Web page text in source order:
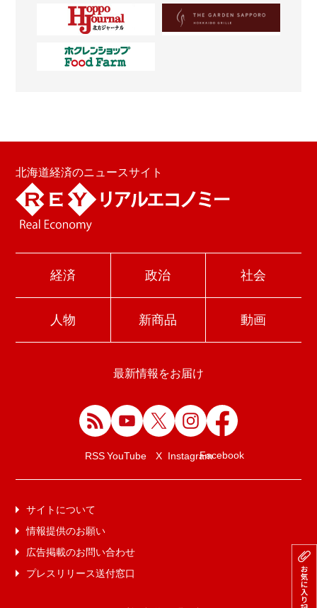
北海道経済のニュースサイト
経済 政治 社会
人物 新商品 動画
最新情報をお届け
RSSYouTube X InstagramFacebook
サイトについて
情報提供のお願い
広告掲載のお問い合わせ
プレスリリース送付窓口